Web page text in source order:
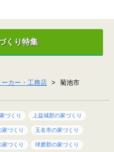
くり特集
カー・工務店 > 菊池市
づくり 上益城郡の家づくり
家づくり 玉名市の家づくり
家づくり 球磨郡の家づくり